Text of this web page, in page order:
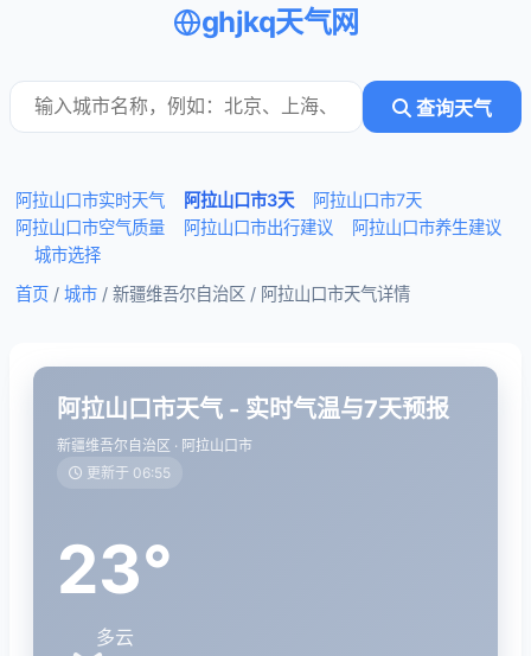
ghjkq天气网
查询天气
阿拉山口市实时天气 阿拉山口市3天
阿拉山口市7天
阿拉山口市空气质量
阿拉山口市出行建议
阿拉山口市养生建议
城市选择
首页 / 城市 / 新疆维吾尔自治区 / 阿拉山口市天气详情
阿拉山口市天气 - 实时气温与7天预报
新疆维吾尔自治区 · 阿拉山口市
更新于 06:55
23°
多云